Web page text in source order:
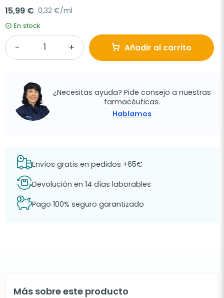
15,99 € 0,32 €/ml
En stock
Añadir al carrito
¿Necesitas ayuda? Pide consejo a nuestras
farmacéuticas.
Hablamos
Envíos gratis en pedidos +65€
Devolución en 14 días laborables
Pago 100% seguro garantizado
Más sobre este producto